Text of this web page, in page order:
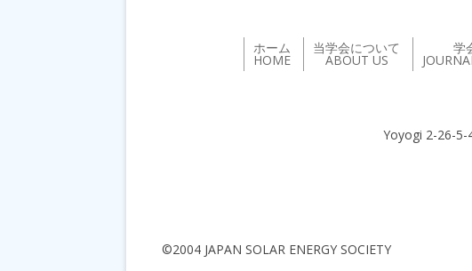
ホーム
HOME
当学会について
ABOUT US
学
Yoyogi 2-26-5-
©2004 JAPAN SOLAR ENERGY SOCIETY